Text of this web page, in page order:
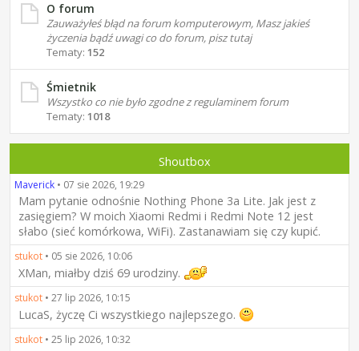
O forum
Zauważyłeś błąd na forum komputerowym, Masz jakieś
życzenia bądź uwagi co do forum, pisz tutaj
Tematy: 152
Śmietnik
Wszystko co nie było zgodne z regulaminem forum
Tematy: 1018
Shoutbox
Maverick • 07 sie 2026, 19:29
Mam pytanie odnośnie Nothing Phone 3a Lite. Jak jest z
zasięgiem? W moich Xiaomi Redmi i Redmi Note 12 jest
słabo (sieć komórkowa, WiFi). Zastanawiam się czy kupić.
stukot • 05 sie 2026, 10:06
XMan, miałby dziś 69 urodziny.
stukot • 27 lip 2026, 10:15
LucaS, życzę Ci wszystkiego najlepszego.
stukot • 25 lip 2026, 10:32